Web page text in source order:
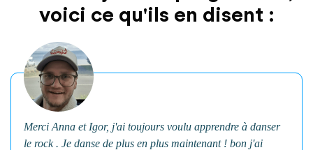
voici ce qu'ils en disent :
Merci Anna et Igor, j'ai toujours voulu apprendre à danser
le rock . Je danse de plus en plus maintenant ! bon j'ai